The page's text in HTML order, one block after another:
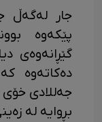
جار لەگەڵ
پێکەوە
گێڕانەوەی
دەکاتەوە
جەللادی
بڕوایە لە